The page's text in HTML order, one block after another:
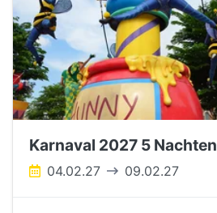
Karnaval 2027 5 Nachten
04.02.27 09.02.27